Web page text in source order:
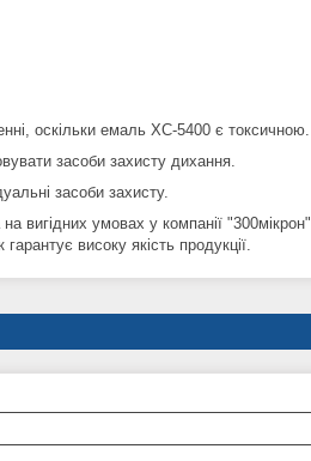
оскільки емаль ХС-5400 є токсичною.
засоби захисту дихання.
засоби захисту.
умовах у компанії "300мікрон".
високу якість продукції.